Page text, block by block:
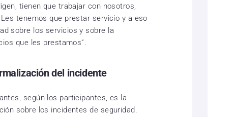
tienen que trabajar con nosotros,
tenemos que prestar servicio y a eso
sobre los servicios y sobre la
que les prestamos”.
del incidente
según los participantes, es la
sobre los incidentes de seguridad.